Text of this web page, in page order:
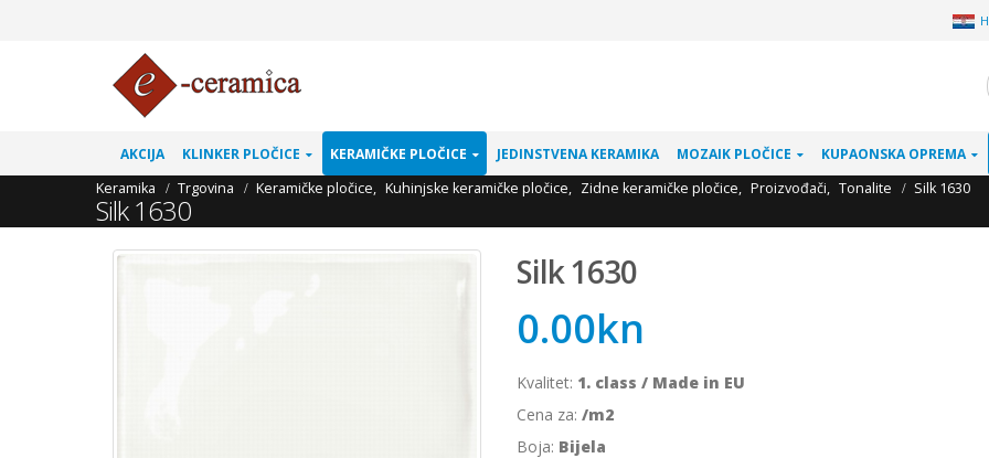
AKCIJA KLINKER PLOČICE KERAMIČKE PLOČICE JEDINSTVENA KERAMIKA MOZAIK PLOČICE
KUPAONSKA OPREMA
Keramika
Trgovina Keramičke pločice, Kuhinjske keramičke pločice, Zidne keramičke pločice, Proizvođači, Tonalite Silk 1630
Silk 1630
Silk 1630
0.00kn
Kvalitet: 1. class / Made in EU
Cena za: /m2
Boja: Bijela